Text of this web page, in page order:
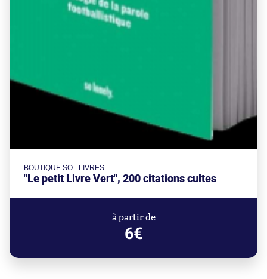
BOUTIQUE SO - LIVRES
"Le petit Livre Vert", 200 citations cultes
à partir de
6€